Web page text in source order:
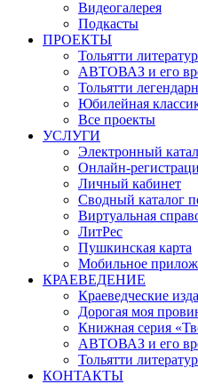
Видеогалерея
Подкасты
ПРОЕКТЫ
Тольятти
АВТОВАЗ и его
Тольятти
Юбилейная
Все проекты
УСЛУГИ
Электронный
Онлайн-
Личный кабинет
Сводный каталог
Виртуальная
ЛитРес
Пушкинская карта
Мобильное
КРАЕВЕДЕНИЕ
Краеведческие
Дорогая моя
Книжная серия
АВТОВАЗ и его
Тольятти
КОНТАКТЫ